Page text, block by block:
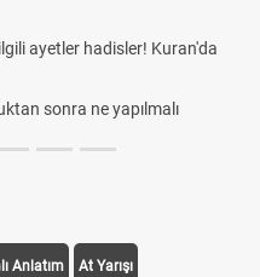
Rüyada kedi görmek en anlama
tarifi
Anlatım At Yarışı